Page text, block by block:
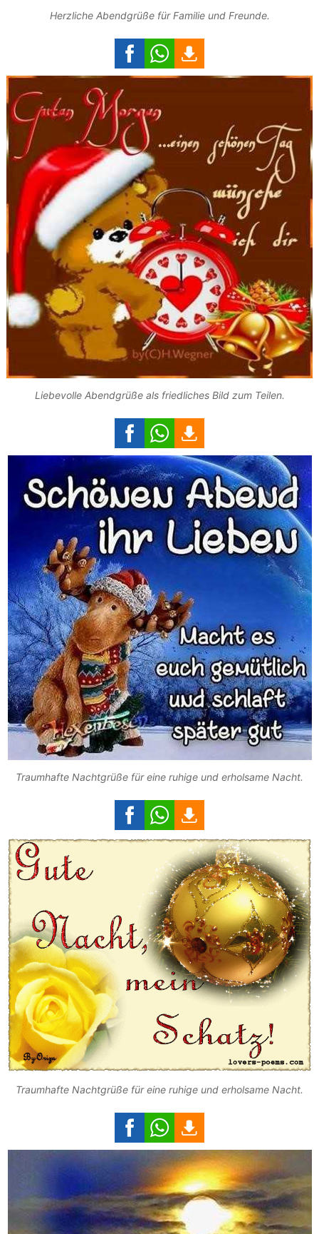
Herzliche Abendgrüße für Familie und Freunde.
Liebevolle Abendgrüße als friedliches Bild zum Teilen.
Traumhafte Nachtgrüße für eine ruhige und erholsame Nacht.
Traumhafte Nachtgrüße für eine ruhige und erholsame Nacht.